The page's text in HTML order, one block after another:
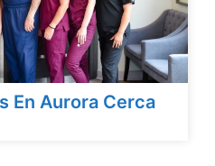
En Aurora Cerca